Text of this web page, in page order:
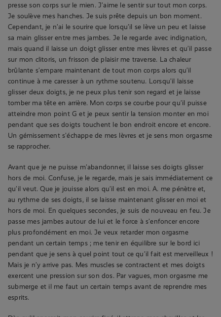
presse son corps sur le mien. J’aime le sentir sur tout mon corps.
Je soulève mes hanches. Je suis prête depuis un bon moment.
Cependant, je n’ai le sourire que lorsqu’il se lève un peu et laisse
sa main glisser entre mes jambes. Je le regarde avec indignation,
mais quand il laisse un doigt glisser entre mes lèvres et qu’il passe
sur mon clitoris, un frisson de plaisir me traverse. La chaleur
brûlante s’empare maintenant de tout mon corps alors qu’il
continue à me caresser à un rythme soutenu. Lorsqu’il laisse
glisser deux doigts, je ne peux plus tenir son regard et je laisse
tomber ma tête en arrière. Mon corps se courbe pour qu’il puisse
atteindre mon point G et je peux sentir la tension monter en moi
pendant que ses doigts touchent le bon endroit encore et encore.
Un gémissement s’échappe de mes lèvres et je sens mon orgasme
se rapprocher.
Avant que je ne puisse m’abandonner, il laisse ses doigts glisser
hors de moi. Confuse, je le regarde, mais je sais immédiatement ce
qu’il veut. Que je jouisse alors qu’il est en moi. A. me pénètre et,
au rythme de ses doigts, il se laisse maintenant glisser en moi et
hors de moi. En quelques secondes, je suis de nouveau en feu. Je
passe mes jambes autour de lui et le force à s’enfoncer encore
plus profondément en moi. Je veux retarder mon orgasme
pendant un certain temps ; me tenir en équilibre sur le bord ici
pendant que je sens à quel point tout ce qu’il fait est merveilleux !
Mais je n’y arrive pas. Mes muscles se contractent et mes doigts
exercent une pression sur son dos. Par vagues, mon orgasme me
submerge et il me faut un certain temps avant de reprendre mes
esprits.